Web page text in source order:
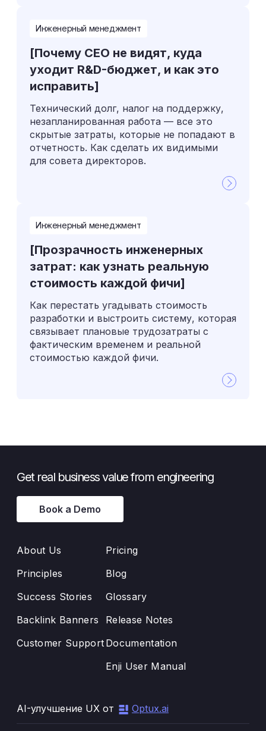
Инженерный менеджмент
[Почему CEO не видят, куда
уходит R&D-бюджет, и как это
исправить]
Технический долг, налог на поддержку,
незапланированная работа — все это
скрытые затраты, которые не попадают в
отчетность. Как сделать их видимыми
для совета директоров.
Инженерный менеджмент
[Прозрачность инженерных
затрат: как узнать реальную
стоимость каждой фичи]
Как перестать угадывать стоимость
разработки и выстроить систему, которая
связывает плановые трудозатраты с
фактическим временем и реальной
стоимостью каждой фичи.
Get real business value from engineering
Book a Demo
About Us
Principles
Success Stories
Backlink Banners
Customer Support
Pricing
Blog
Glossary
Release Notes
Documentation
Enji User Manual
AI-улучшение UX от Optux.ai